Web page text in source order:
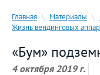
Главная \ Материалы \
Жизнь вендинговых
«Бум»
4 октября 2019 г.